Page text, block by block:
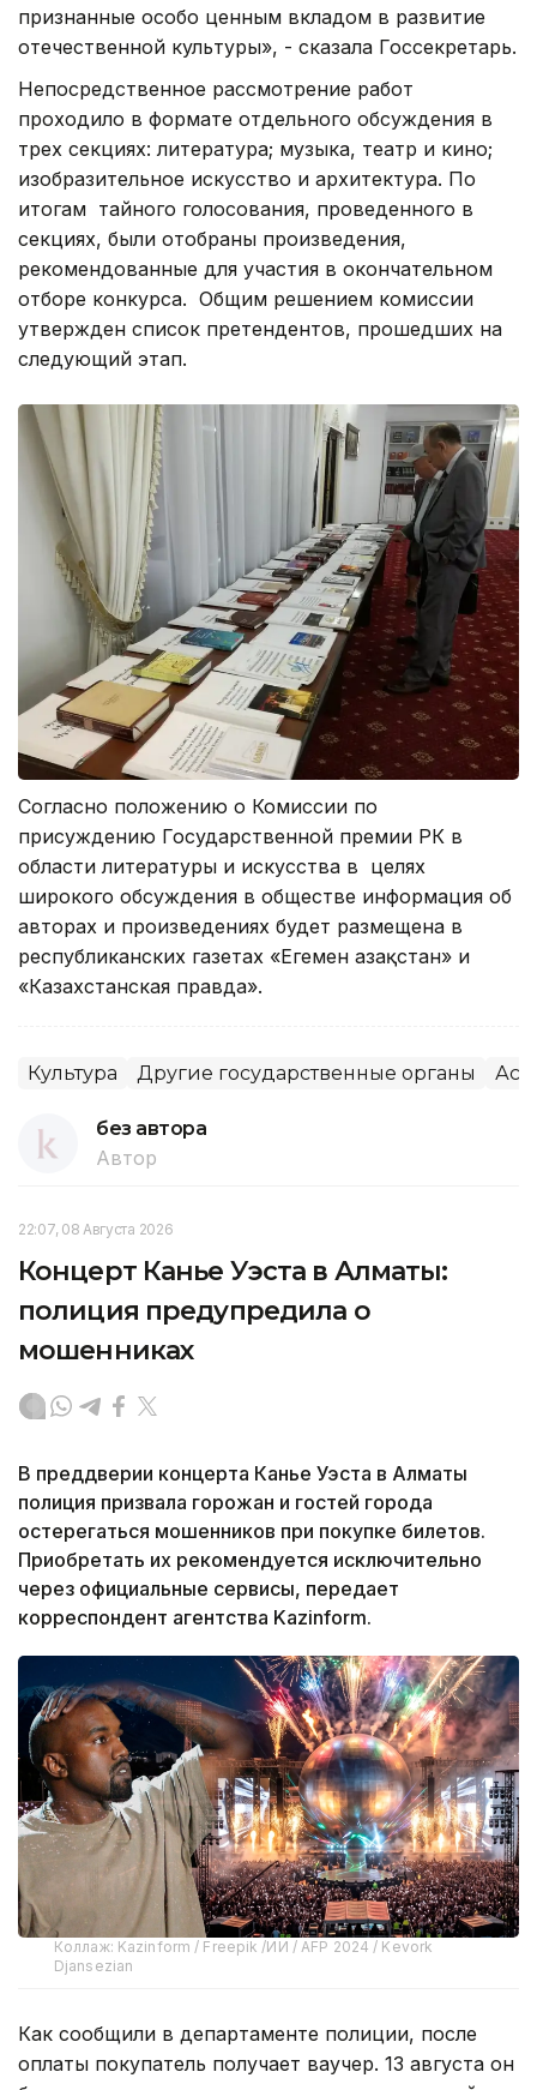
признанные особо ценным вкладом в развитие
отечественной культуры», - сказала Госсекретарь.
Непосредственное рассмотрение работ
проходило в формате отдельного обсуждения в
трех секциях: литература; музыка, театр и кино;
изобразительное искусство и архитектура. По
итогам тайного голосования, проведенного в
секциях, были отобраны произведения,
рекомендованные для участия в окончательном
отборе конкурса. Общим решением комиссии
утвержден список претендентов, прошедших на
следующий этап.
Согласно положению о Комиссии по
присуждению Государственной премии РК в
области литературы и искусства в целях
широкого обсуждения в обществе информация об
авторах и произведениях будет размещена в
республиканских газетах «Егемен Қазақстан» и
«Казахстанская правда».
Культура Другие государственные органы
без автора
Автор
22:07, 08 Августа 2026
Концерт Канье Уэста в Алматы:
полиция предупредила о
мошенниках
В преддверии концерта Канье Уэста в Алматы
полиция призвала горожан и гостей города
остерегаться мошенников при покупке билетов.
Приобретать их рекомендуется исключительно
через официальные сервисы, передает
корреспондент агентства Kazinform.
Коллаж: Kazinform / Freepik /ИИ / AFP 2024 / Kevork
Djansezian
Как сообщили в департаменте полиции, после
оплаты покупатель получает ваучер. 13 августа он